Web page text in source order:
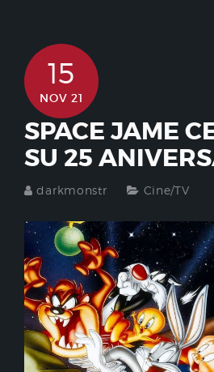
15
NOV 21
SPACE JAME
SU 25
darkmonstr Cine/TV